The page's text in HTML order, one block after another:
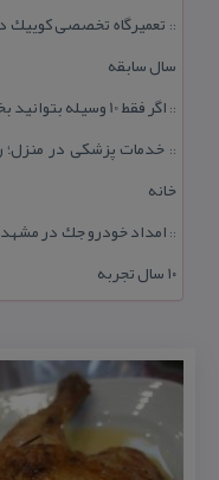
::
سال سابقه
:: اگر فقط 10 وسیله بتوانید بخرید، اولویت با كدام تجهیزات است؟
:: خدمات پزشكی در منزل؛
خانه
::
۱۰ سال تجربه